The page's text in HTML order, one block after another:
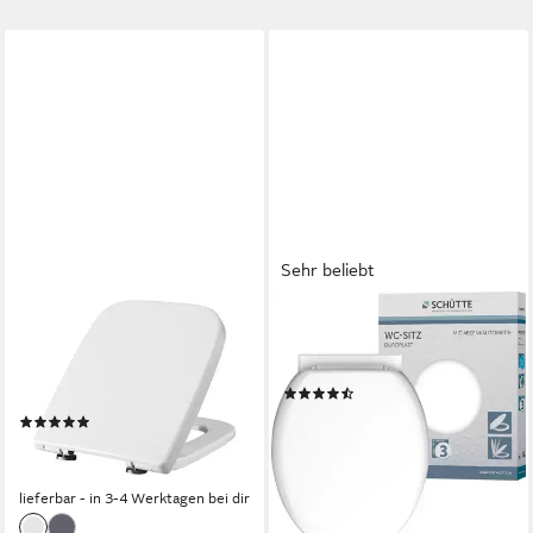
Absenkautomatik Duroplast
Softclose Antibakterielle
ab 35,59 € 73,00 €
lieferbar - in 3-4 Werktagen bei dir
Sehr beliebt
WC-Sitz UNI, Duroplast,
Absenkautomatik
29,99 €
lieferbar - in 4-5 Werktagen bei dir